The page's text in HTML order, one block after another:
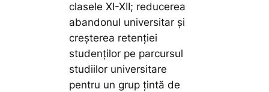
clasele XI-XII; reducerea
abandonul universitar și
creșterea retenției
studenților pe parcursul
studiilor universitare
pentru un grup țintă de